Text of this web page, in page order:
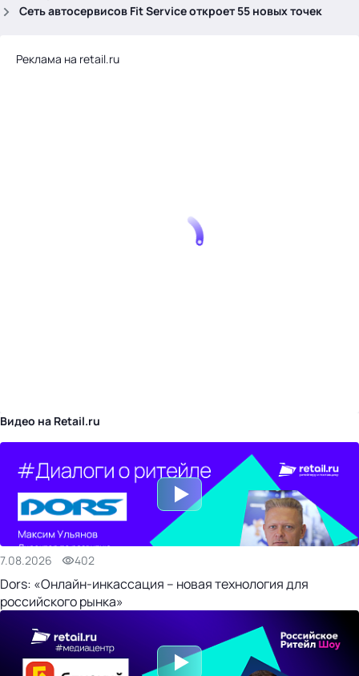
Сеть автосервисов Fit Service откроет 55 новых точек
Реклама на retail.ru
Видео на Retail.ru
7.08.2026 402
Dors: «Онлайн-инкассация – новая технология для
российского рынка»